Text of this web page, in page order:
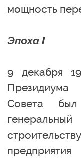
мощность
Эпоха I
9 декабря
Президиума
Совета